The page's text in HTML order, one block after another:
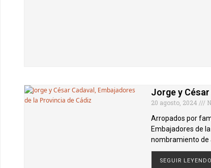
Jorge y
20 agosto, 2024
Arropados por
Embajadores de
nombramiento de
SEGUIR LEYENDO